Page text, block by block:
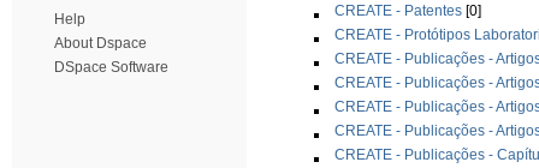
Help
About Dspace
DSpace Software
CREATE - Patentes [0]
CREATE - Protótipos
CREATE - Publicações -
CREATE - Publicações -
CREATE - Publicações -
CREATE - Publicações -
CREATE - Publicações -